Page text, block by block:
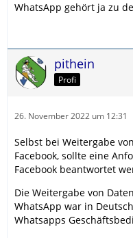
WhatsApp gehört ja zu
pithein
Profi
26. November 2022 um 12:31
Selbst bei Weitergabe
Facebook, sollte eine
Facebook beantwortet
Die Weitergabe von
WhatsApp war in
Whatsapps